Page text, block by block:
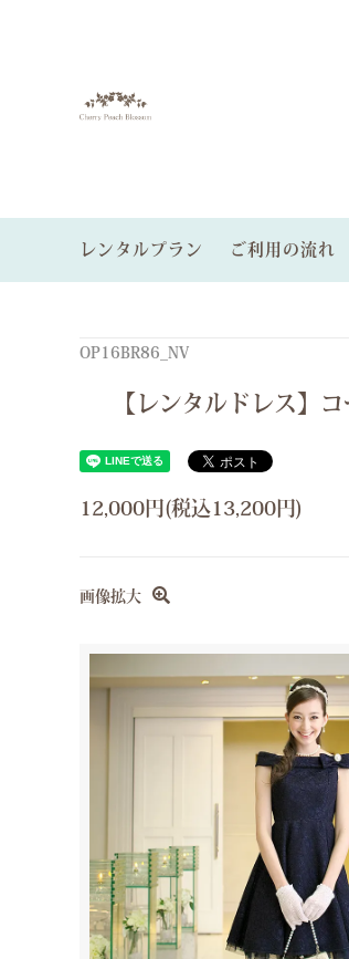
レンタルゲストドレス
色から探す
ゲストドレスプラン
レンタルプラン ご利用の流れ
OP16BR86_NV
【レンタルドレス】
12,000円(税込13,200円)
画像拡大